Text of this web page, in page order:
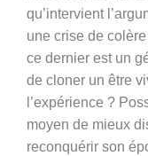
qu’intervient
une crise de
ce dernier est un
de cloner un être
l’expérience ?
moyen de mieux
reconquérir son